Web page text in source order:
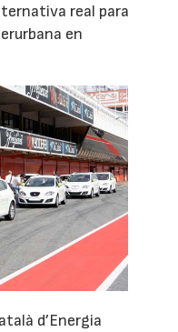
real para
en
d’Energia